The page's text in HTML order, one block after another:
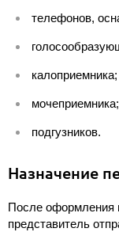
телефонов,
калоприемника;
мочеприемника;
подгузников.
Назначение
После оформления
представитель